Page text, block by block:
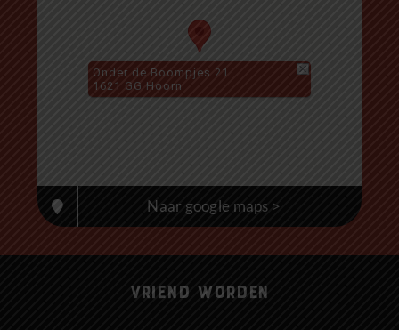
Onder de Boompjes 21
1621 GG Hoorn
Naar google maps >
Vriend worden